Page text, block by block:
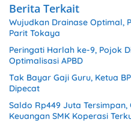
Berita Terkait
Wujudkan Drainase Optimal,
Parit Tokaya
Peringati Harlah ke-9, Pojok
Optimalisasi APBD
Tak Bayar Gaji Guru, Ketua
Dipecat
Saldo Rp449 Juta
Keuangan SMK Koperasi